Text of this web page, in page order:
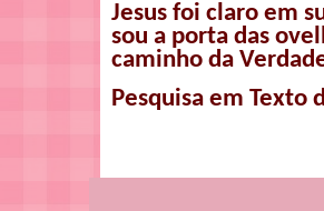
Jesus foi claro em
sou a porta das
caminho da
Pesquisa em Texto